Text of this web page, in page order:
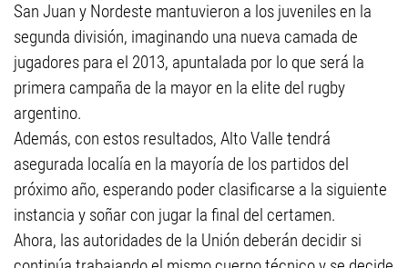
San Juan y Nordeste mantuvieron a los juveniles en la
segunda división, imaginando una nueva camada de
jugadores para el 2013, apuntalada por lo que será la
primera campaña de la mayor en la elite del rugby
argentino.
Además, con estos resultados, Alto Valle tendrá
asegurada localía en la mayoría de los partidos del
próximo año, esperando poder clasificarse a la siguiente
instancia y soñar con jugar la final del certamen.
Ahora, las autoridades de la Unión deberán decidir si